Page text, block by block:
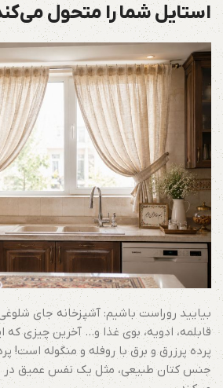
استایل شما را متحول
بیایید روراست باشیم: آشپزخانه جای
قابلمه، ادویه، بوی غذا و… آخرین چیزی که
پرده پرزرق و برق با روفله و منگوله است!
جنس کتان طبیعی، مثل یک نفس عمیق در